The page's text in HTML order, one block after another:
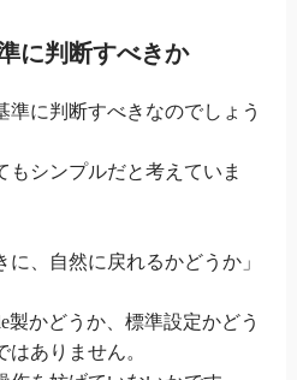
に判断すべきか
準に判断すべきなのでしょう
もシンプルだと考えていま
に、自然に戻れるかどうか」
製かどうか、標準設定かどう
ありません。